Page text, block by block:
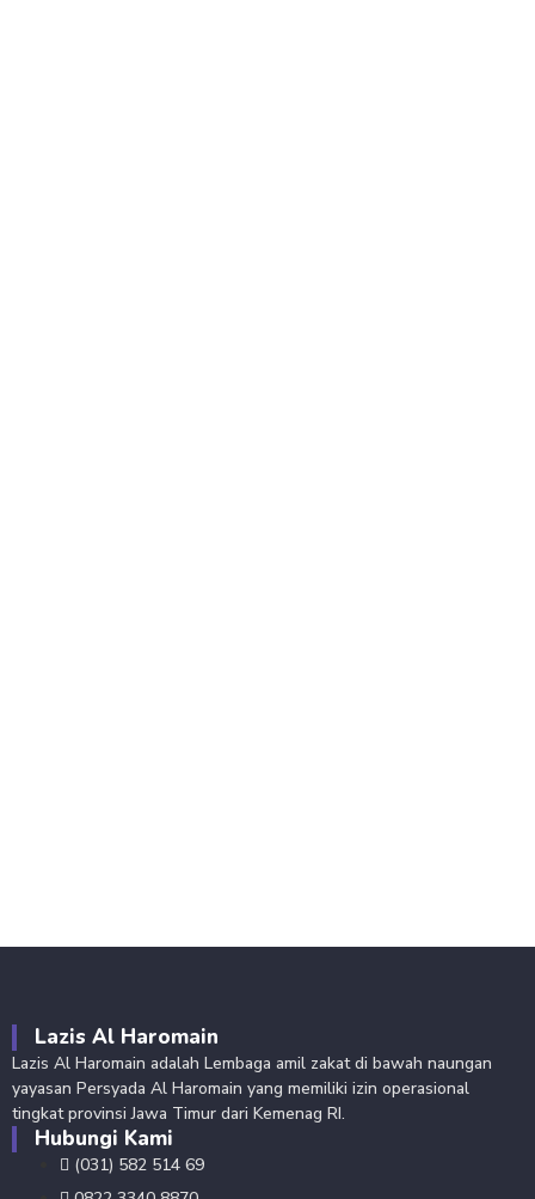
Lazis Al Haromain
Lazis Al Haromain adalah Lembaga amil zakat di bawah naungan
yayasan Persyada Al Haromain yang memiliki izin operasional
tingkat provinsi Jawa Timur dari Kemenag RI.
Hubungi Kami
(031) 582 514 69